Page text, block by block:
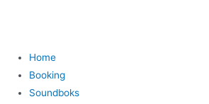
Home
Booking
Soundboks